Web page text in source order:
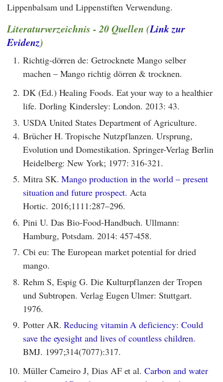
Lippenbalsam und Lippenstiften Verwendung.
Literaturverzeichnis - 20 Quellen (Link zur
Evidenz)
1. Richtig-dörren de: Getrocknete Mango selber
machen – Mango richtig dörren & trocknen.
2. DK (Ed.) Healing Foods. Eat your way to a healthier
life. Dorling Kindersley: London. 2013: 43.
3. USDA United States Department of Agriculture.
4. Brücher H. Tropische Nutzpflanzen. Ursprung,
Evolution und Domestikation. Springer-Verlag Berlin
Heidelberg: New York; 1977: 316-321.
5. Mitra SK.Mango production in the world – present
situation and future prospect. Acta
Hortic. 2016;1111:287–296.
6. Pini U. Das Bio-Food-Handbuch. Ullmann:
Hamburg, Potsdam. 2014: 457-458.
7. Cbi eu: The European market potential for dried
mango.
8. Rehm S, Espig G. Die Kulturpflanzen der Tropen
und Subtropen. Verlag Eugen Ulmer: Stuttgart.
1976.
9. Potter AR.Reducing vitamin A deficiency: Could
save the eyesight and lives of countless children.
BMJ. 1997;314(7077):317.
10. Müller Carneiro J, Dias AF et al.Carbon and water